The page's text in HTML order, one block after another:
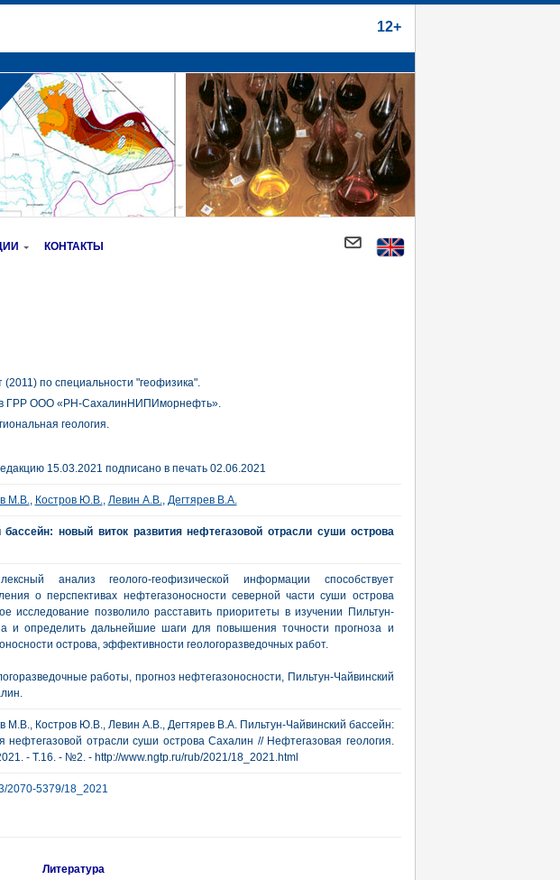
12+
КОНТАКТЫ
по специальности "геофизика".
ГРР ООО «РН-СахалинНИПИморнефть».
геология.
15.03.2021 подписано в печать 02.06.2021
М.В., Костров Ю.В., Левин А.В., Дегтярев В.А.
бассейн: новый виток развития нефтегазовой отрасли суши острова
анализ геолого-геофизической информации способствует
о перспективах нефтегазоносности северной части суши острова
исследование позволило расставить приоритеты в изучении Пильтун-
и определить дальнейшие шаги для повышения точности прогноза и
острова, эффективности геологоразведочных работ.
работы, прогноз нефтегазоносности, Пильтун-Чайвинский
М.В., Костров Ю.В., Левин А.В., Дегтярев В.А. Пильтун-Чайвинский бассейн:
нефтегазовой отрасли суши острова Сахалин // Нефтегазовая геология.
- Т.16. - №2. - http://www.ngtp.ru/rub/2021/18_2021.html
2070-5379/18_2021
Литература